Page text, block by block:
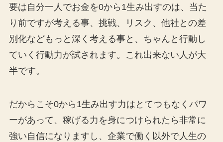
要は自分一人でお金を0から1生み出すのは、当た
り前ですが考える事、挑戦、リスク、他社との差
別化などもっと深く考える事と、ちゃんと行動し
ていく行動力が試されます。これ出来ない人が大
半です。
だからこそ0から1生み出す力はとてつもなくパワ
ーがあって、稼げる力を身につけられたら非常に
強い自信になりますし、企業で働く以外で人生の